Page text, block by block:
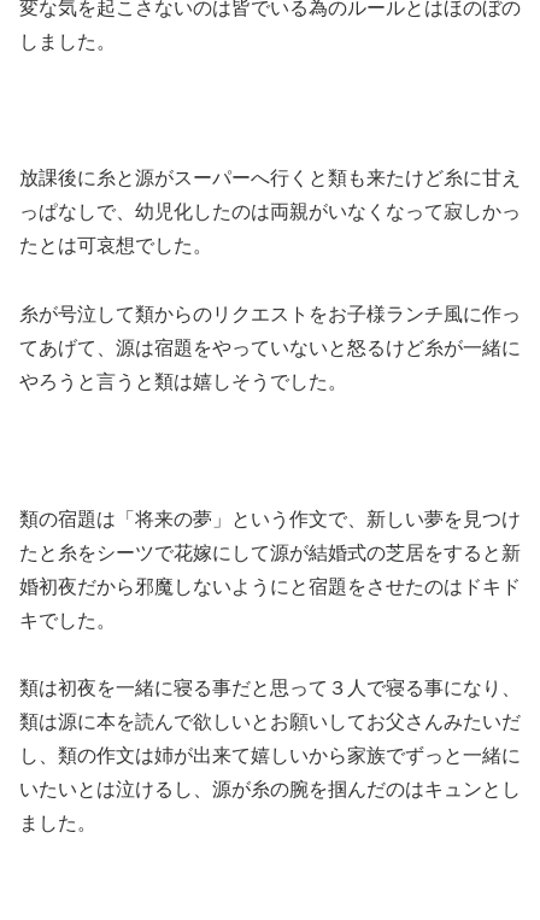
変な気を起こさないのは皆でいる為のルールとはほのぼの
しました。
放課後に糸と源がスーパーへ行くと類も来たけど糸に甘え
っぱなしで、幼児化したのは両親がいなくなって寂しかっ
たとは可哀想でした。
糸が号泣して類からのリクエストをお子様ランチ風に作っ
てあげて、源は宿題をやっていないと怒るけど糸が一緒に
やろうと言うと類は嬉しそうでした。
類の宿題は「将来の夢」という作文で、新しい夢を見つけ
たと糸をシーツで花嫁にして源が結婚式の芝居をすると新
婚初夜だから邪魔しないようにと宿題をさせたのはドキド
キでした。
類は初夜を一緒に寝る事だと思って３人で寝る事になり、
類は源に本を読んで欲しいとお願いしてお父さんみたいだ
し、類の作文は姉が出来て嬉しいから家族でずっと一緒に
いたいとは泣けるし、源が糸の腕を掴んだのはキュンとし
ました。